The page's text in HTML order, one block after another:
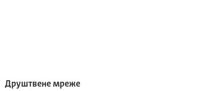
Друштвене мреже